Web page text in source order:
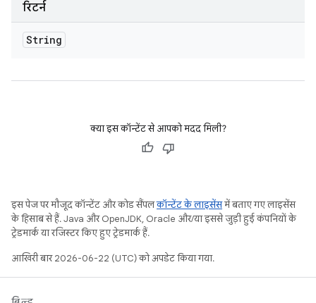
रिटर्न
String
क्या इस कॉन्टेंट से आपको मदद मिली?
इस पेज पर मौजूद कॉन्टेंट और कोड सैंपलकॉन्टेंट के लाइसेंसमें बताए गए लाइसेंस
के हिसाब से हैं. Java और OpenJDK, Oracle और/या इससे जुड़ी हुई कंपनियों के
ट्रेडमार्क या रजिस्टर किए हुए ट्रेडमार्क हैं.
आखिरी बार 2026-06-22 (UTC) को अपडेट किया गया.